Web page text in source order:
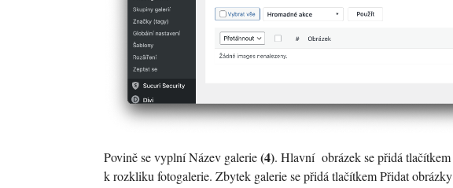
Povině se vyplní Název galerie(4). Hlavní obrázek se přidá tlačítkem
k rozkliku fotogalerie. Zbytek galerie se přidá tlačítkem Přidat obrázky